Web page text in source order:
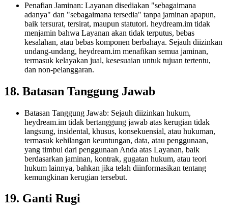
Penafian Jaminan: Layanan disediakan "sebagaimana
adanya" dan "sebagaimana tersedia" tanpa jaminan apapun,
baik tersurat, tersirat, maupun statutori. heydream.im tidak
menjamin bahwa Layanan akan tidak terputus, bebas
kesalahan, atau bebas komponen berbahaya. Sejauh diizinkan
undang-undang, heydream.im menafikan semua jaminan,
termasuk kelayakan jual, kesesuaian untuk tujuan tertentu,
dan non-pelanggaran.
18. Batasan Tanggung Jawab
Batasan Tanggung Jawab: Sejauh diizinkan hukum,
heydream.im tidak bertanggung jawab atas kerugian tidak
langsung, insidental, khusus, konsekuensial, atau hukuman,
termasuk kehilangan keuntungan, data, atau penggunaan,
yang timbul dari penggunaan Anda atas Layanan, baik
berdasarkan jaminan, kontrak, gugatan hukum, atau teori
hukum lainnya, bahkan jika telah diinformasikan tentang
kemungkinan kerugian tersebut.
19. Ganti Rugi